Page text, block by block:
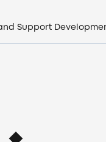
Login
Support